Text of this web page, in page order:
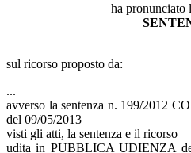
ha pronunciato
sul ricorso proposto da:
...
avverso la sentenza n. 199/2012
del 09/05/2013
visti gli atti, la sentenza e il ricorso
udita in PUBBLICA UDIENZA